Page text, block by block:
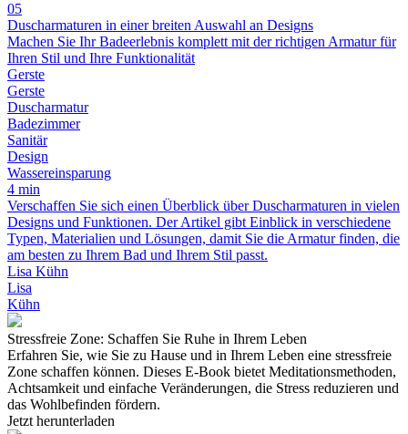
05
Duscharmaturen in einer breiten Auswahl an Designs
Machen Sie Ihr Badeerlebnis komplett mit der richtigen Armatur für
Ihren Stil und Ihre Funktionalität
Gerste
Gerste
Duscharmatur
Badezimmer
Sanitär
Design
Wassereinsparung
4 min
Verschaffen Sie sich einen Überblick über Duscharmaturen in vielen
Designs und Funktionen. Der Artikel gibt Einblick in verschiedene
Typen, Materialien und Lösungen, damit Sie die Armatur finden, die
am besten zu Ihrem Bad und Ihrem Stil passt.
Lisa Kühn
Lisa
Kühn
Stressfreie Zone: Schaffen Sie Ruhe in Ihrem Leben
Erfahren Sie, wie Sie zu Hause und in Ihrem Leben eine stressfreie
Zone schaffen können. Dieses E-Book bietet Meditationsmethoden,
Achtsamkeit und einfache Veränderungen, die Stress reduzieren und
das Wohlbefinden fördern.
Jetzt herunterladen